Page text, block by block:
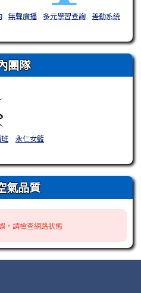
無聲廣播 多元學習查詢 差勤系統
團隊
永仁女籃
氣品質
，請檢查網路狀態